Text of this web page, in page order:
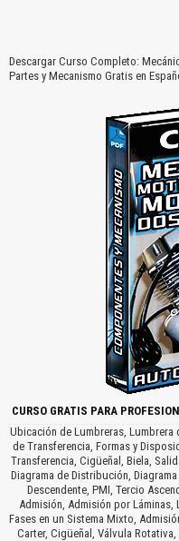
Descargar Curso Completo:
Partes y Mecanismo Gratis en
CURSO GRATIS PARA
Ubicación de Lumbreras, Lumbrera
de Transferencia, Formas y
Transferencia, Cigüeñal, Biela,
Diagrama de Distribución,
Descendente, PMI, Tercio
Admisión, Admisión por Láminas,
Fases en un Sistema Mixto,
Carter, Cigüeñal, Válvula